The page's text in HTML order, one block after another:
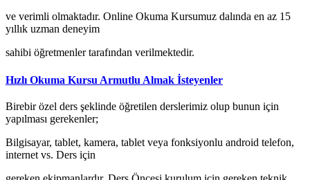
ve verimli olmaktadır. Online Okuma Kursumuz dalında en az 15
yıllık uzman deneyim
sahibi öğretmenler tarafından verilmektedir.
Hızlı Okuma Kursu Armutlu Almak İsteyenler
Birebir özel ders şeklinde öğretilen derslerimiz olup bunun için
yapılması gerekenler;
Bilgisayar, tablet, kamera, tablet veya fonksiyonlu android telefon,
internet vs. Ders için